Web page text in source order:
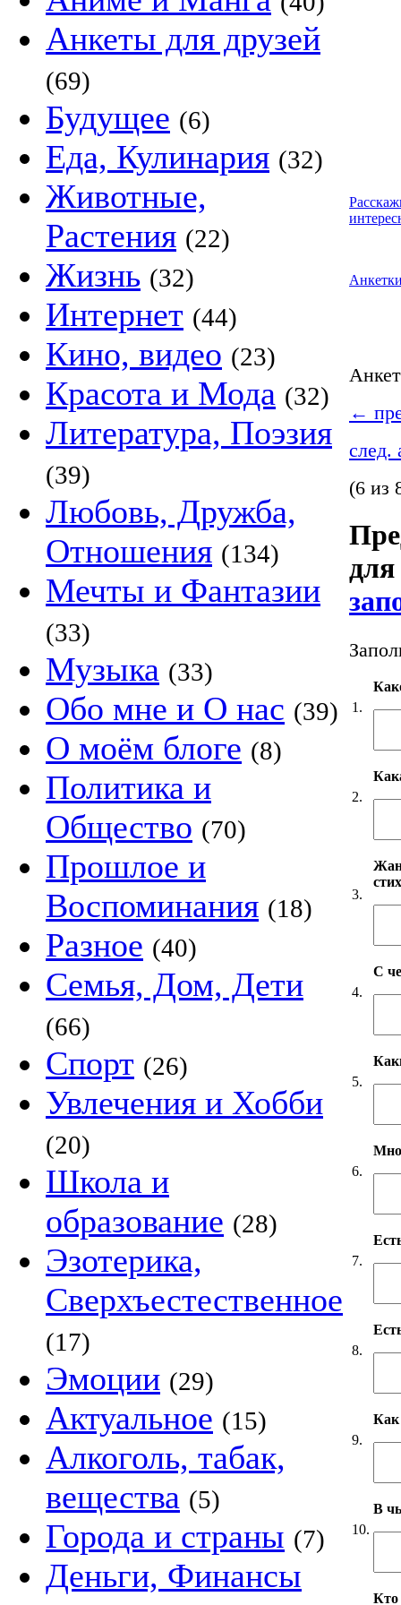
Анкеты для друзей
(69)
Будущее (6)
Еда, Кулинария (32)
Животные,
Растения (22)
Жизнь (32)
Интернет (44)
Кино, видео (23)
Красота и Мода (32)
Литература, Поэзия
(39)
Любовь, Дружба,
Отношения (134)
Мечты и Фантазии
(33)
Музыка (33)
Обо мне и О нас (39)
О моём блоге (8)
Политика и
Общество (70)
Прошлое и
Воспоминания (18)
Разное (40)
Семья, Дом, Дети
(66)
Спорт (26)
Увлечения и Хобби
(20)
Школа и
образование (28)
Эзотерика,
Сверхъестественное
(17)
Эмоции (29)
Актуальное (15)
Алкоголь, табак,
вещества (5)
Города и страны (7)
Деньги, Финансы
←
след.
(6 из
1.
2.
3.
4.
С
5.
6.
7.
8.
9.
Как
10.
В
Кто